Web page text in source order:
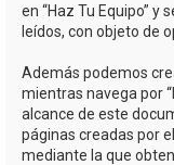
en “Haz Tu Equipo” y
leídos, con objeto de
Además podemos
mientras navega por
alcance de este
páginas creadas por
mediante la que